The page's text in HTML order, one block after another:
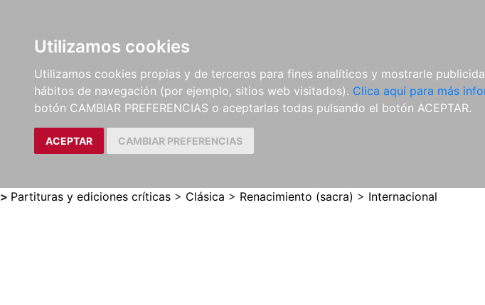
Utilizamos cookies
Utilizamos cookies propias y de terceros para fines analíticos y mostrarle
hábitos de navegación (por ejemplo, sitios web visitados). Clica aquí para más
botón CAMBIAR PREFERENCIAS o aceptarlas todas pulsando el botón ACEPTAR.
ACEPTAR CAMBIAR PREFERENCIAS
LIBROS
MÉTODOS Y
EJERCICIOS
PARTITURAS Y EDICIONES
CRÍTICAS
REVISTAS
CDS Y
DVDS
> Partituras y ediciones críticas > Clásica > Renacimiento (sacra) > Internacional